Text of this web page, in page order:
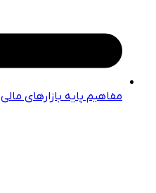
مفاهیم پایه بازارهای مالی